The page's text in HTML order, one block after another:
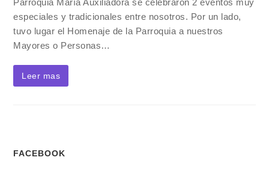
Parroquia María Auxiliadora se celebraron 2 eventos muy
especiales y tradicionales entre nosotros. Por un lado,
tuvo lugar el Homenaje de la Parroquia a nuestros
Mayores o Personas…
Leer mas
FACEBOOK